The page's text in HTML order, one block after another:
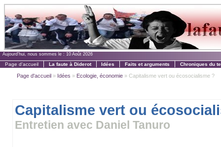
Aujourd'hui, nous sommes le : 10 Août 2026
Page d'accueil La faute à Diderot Idées Faits et arguments Chroniques du
Page d'accueil » Idées » Ecologie, économie » Capitalisme vert ou écosocialisme ?
Capitalisme vert ou
Entretien avec Daniel Tanuro